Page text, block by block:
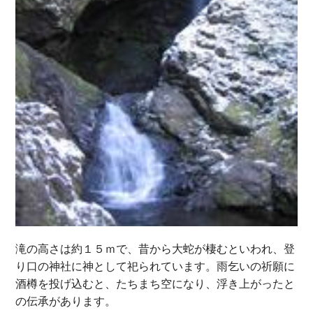
滝の高さは約１５ｍで、昔から大蛇が棲むといわれ、登
り口の神社に神として祀られています。雨乞いの祈願に
酒樽を投げ込むと、たちまち空になり、浮き上がったと
の伝承があります。